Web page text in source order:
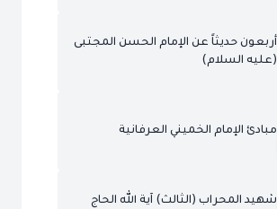
أربعون حديثاً عن الإمام الحسن المجتبى
(عليه السلام)
مبادئ الإمام الخميني العرفانية
شهيد المحراب (الثالث) آية الله الحاج